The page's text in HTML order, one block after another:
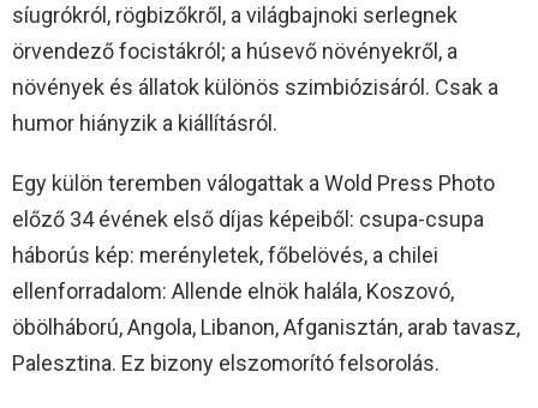
síugrókról, rögbizőkről, a világbajnoki serlegnek
örvendező focistákról; a húsevő növényekről, a
növények és állatok különös szimbiózisáról. Csak a
humor hiányzik a kiállításról.
Egy külön teremben válogattak a Wold Press Photo
előző 34 évének első díjas képeiből: csupa-csupa
háborús kép: merényletek, főbelövés, a chilei
ellenforradalom: Allende elnök halála, Koszovó,
öbölháború, Angola, Libanon, Afganisztán, arab tavasz,
Palesztina. Ez bizony elszomorító felsorolás.